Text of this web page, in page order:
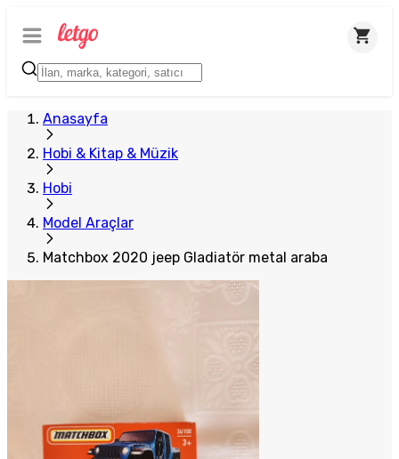
Anasayfa
Hobi & Kitap & Müzik
Hobi
Model Araçlar
Matchbox 2020 jeep Gladiatör metal araba
Plus Satıcı